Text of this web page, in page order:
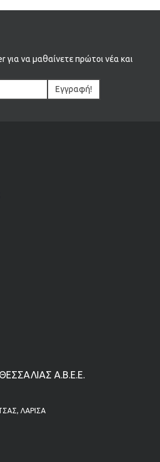
να μαθαίνετε πρώτοι νέα και
Εγγραφή!
Α.Β.Ε.Ε.
ΛΑΡΙΣΑ